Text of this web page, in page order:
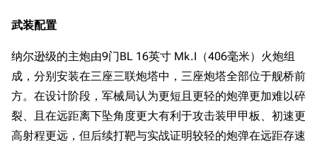
武装配置
纳尔逊级的主炮由9门BL 16英寸 Mk.I（406毫米）火炮组
成，分别安装在三座三联炮塔中，三座炮塔全部位于舰桥前
方。在设计阶段，军械局认为更短且更轻的炮弹更加难以碎
裂、且在远距离下坠角度更大有利于攻击装甲甲板、初速更
高射程更远，但后续打靶与实战证明较轻的炮弹在远距存速